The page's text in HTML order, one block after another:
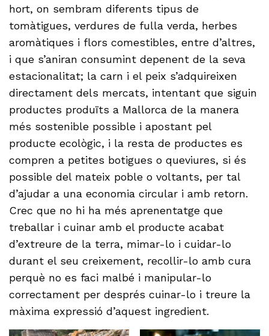
hort, on sembram diferents tipus de
tomàtigues, verdures de fulla verda, herbes
aromàtiques i flors comestibles, entre d’altres,
i que s’aniran consumint depenent de la seva
estacionalitat; la carn i el peix s’adquireixen
directament dels mercats, intentant que siguin
productes produïts a Mallorca de la manera
més sostenible possible i apostant pel
producte ecològic, i la resta de productes es
compren a petites botigues o queviures, si és
possible del mateix poble o voltants, per tal
d’ajudar a una economia circular i amb retorn.
Crec que no hi ha més aprenentatge que
treballar i cuinar amb el producte acabat
d’extreure de la terra, mimar-lo i cuidar-lo
durant el seu creixement, recollir-lo amb cura
perquè no es faci malbé i manipular-lo
correctament per després cuinar-lo i treure la
màxima expressió d’aquest ingredient.